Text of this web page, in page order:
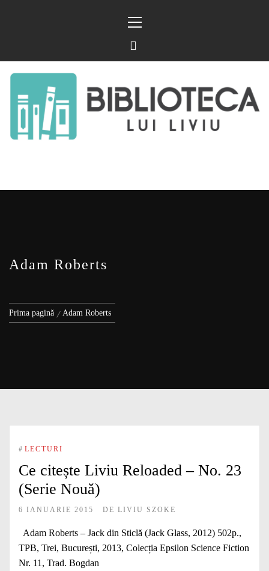
principal
LIVIU
Adam Roberts
Prima pagină Adam Roberts
# LECTURI
Ce citește Liviu Reloaded – No. 23
(Serie Nouă)
6 IANUARIE 2015 DE LIVIU SZOKE
Adam Roberts – Jack din Sticlă (Jack Glass, 2012) 502p.,
TPB, Trei, București, 2013, Colecția Epsilon Science Fiction
Nr. 11, Trad. Bogdan